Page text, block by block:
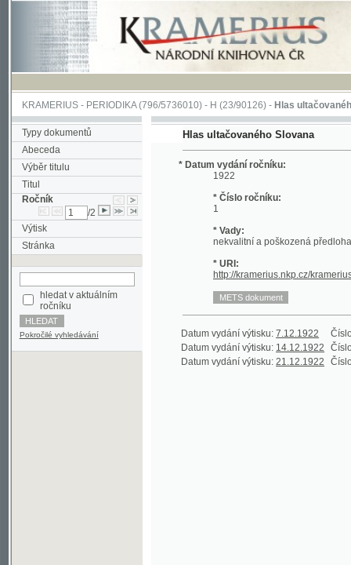
KRAMERIUS-PERIODIKA(796/5736010) -H(23/90126) -Hlas ultačovaného
Typy dokumentů
Abeceda
Výběr titulu
Titul
Ročník
/2
Výtisk
Stránka
hledat v aktuálním
Pokročilé vyhledávání
Hlas ultačovaného Slovana
* Datum vydání ročníku:
1922
* Číslo ročníku:
* Vady:
* URI:
http://kramerius.nkp.cz/kramerius/
Datum vydání výtisku:7.12.1922
Datum vydání výtisku:14.12.1922 Číslo
Datum vydání výtisku:21.12.1922 Číslo